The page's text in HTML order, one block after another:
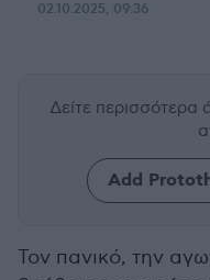
02.10.2025, 09:36
Δείτε περισσότερα
Add
Τον πανικό, την